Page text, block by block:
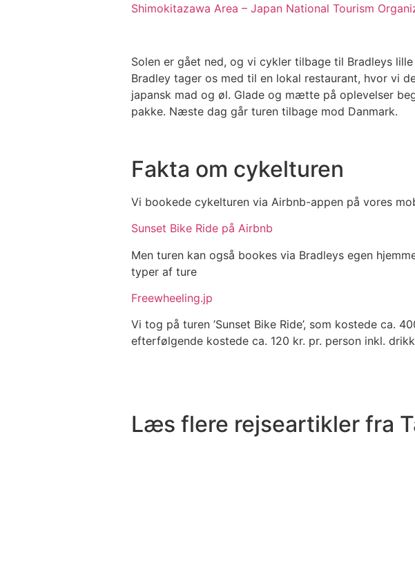
Shimokitazawa Area – Japan National Tourism
Solen er gået ned, og vi cykler tilbage til Bradleys
Bradley tager os med til en lokal restaurant, hvor vi
japansk mad og øl. Glade og mætte på oplevelser
pakke. Næste dag går turen tilbage mod Danmark.
Fakta om cykelturen
Vi bookede cykelturen via Airbnb-appen på vores
Sunset Bike Ride på Airbnb
Men turen kan også bookes via Bradleys egen
typer af ture
Freewheeling.jp
Vi tog på turen ’Sunset Bike Ride’, som kostede ca.
efterfølgende kostede ca. 120 kr. pr. person inkl.
Læs flere rejseartikler fra